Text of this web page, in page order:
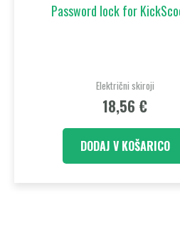
Password lock for
Električni skiroji
18,56 €
DODAJ V KOŠARICO